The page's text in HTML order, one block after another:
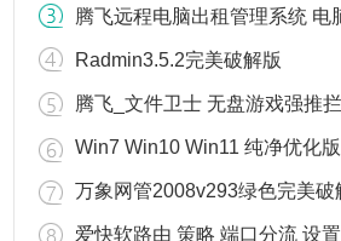
Radmin3.5.2完美破解版
爱快软路由 策略 端口分流 设置